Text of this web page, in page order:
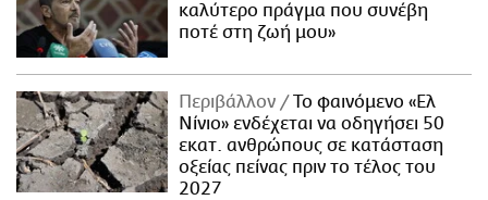
καλύτερο πράγμα που συνέβη
ποτέ στη ζωή μου»
Περιβάλλον
Το φαινόμενο «Ελ
Νίνιο» ενδέχεται να οδηγήσει 50
εκατ. ανθρώπους σε κατάσταση
οξείας πείνας πριν το τέλος του
2027